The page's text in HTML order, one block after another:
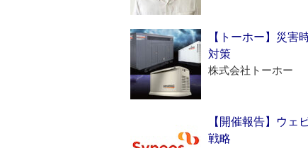
【トーホー】災
対策
株式会社トーホー
【開催報告】ウェ
戦略